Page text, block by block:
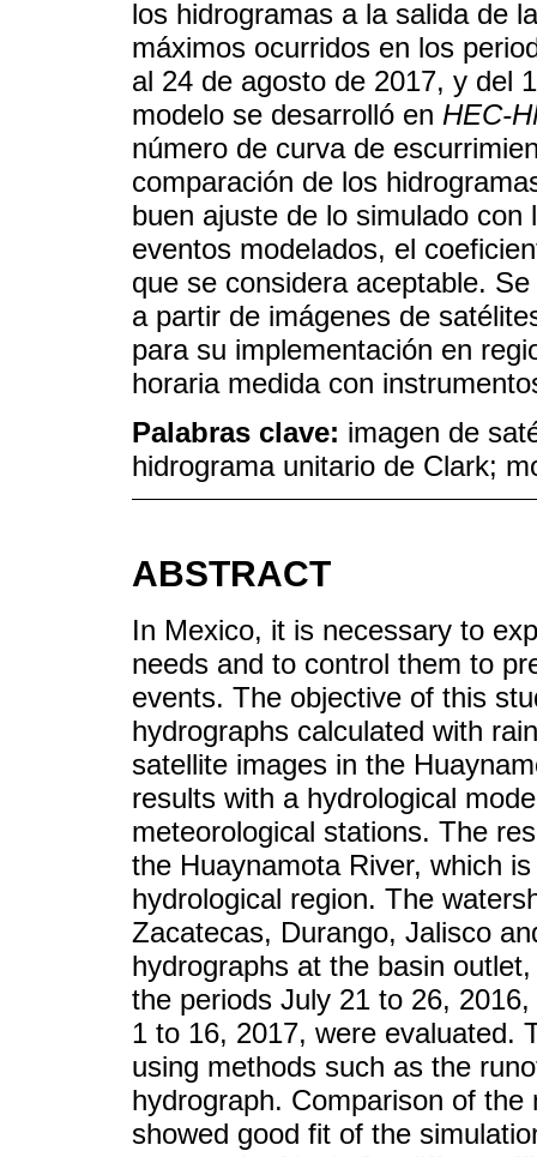
los hidrogramas a la salida de
máximos ocurridos en los
al 24 de agosto de 2017, y del
modelo se desarrolló en HEC-
número de curva de
comparación de los
buen ajuste de lo simulado
eventos modelados, el
que se considera aceptable.
a partir de imágenes de
para su implementación en
horaria medida con
Palabras clave: imagen de
hidrograma unitario de Clark;
ABSTRACT
In Mexico, it is necessary to
needs and to control them to
events. The objective of this
hydrographs calculated with
satellite images in the
results with a hydrological
meteorological stations. The
the Huaynamota River, which
hydrological region. The
Zacatecas, Durango, Jalisco
hydrographs at the basin
the periods July 21 to 26,
1 to 16, 2017, were evaluated.
using methods such as the
hydrograph. Comparison of
showed good fit of the